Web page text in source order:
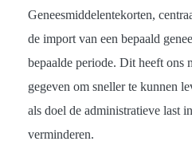
Geneesmiddelentekorten,
de import van een bepaald
bepaalde periode. Dit heeft ons
gegeven om sneller te kunnen
als doel de administratieve last
verminderen.